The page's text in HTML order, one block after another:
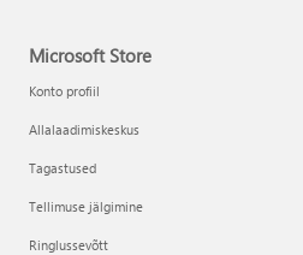
Microsoft Store
Konto profiil
Allalaadimiskeskus
Tagastused
Tellimuse jälgimine
Ringlussevõtt